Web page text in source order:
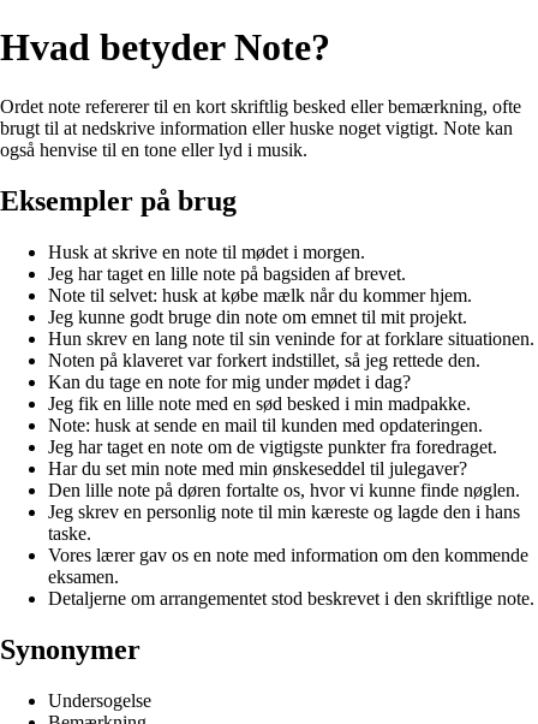
Hvad betyder Note?
Ordet note refererer til en kort skriftlig besked eller bemærkning, ofte
brugt til at nedskrive information eller huske noget vigtigt. Note kan
også henvise til en tone eller lyd i musik.
Eksempler på brug
Husk at skrive en note til mødet i morgen.
Jeg har taget en lille note på bagsiden af brevet.
Note til selvet: husk at købe mælk når du kommer hjem.
Jeg kunne godt bruge din note om emnet til mit projekt.
Hun skrev en lang note til sin veninde for at forklare situationen.
Noten på klaveret var forkert indstillet, så jeg rettede den.
Kan du tage en note for mig under mødet i dag?
Jeg fik en lille note med en sød besked i min madpakke.
Note: husk at sende en mail til kunden med opdateringen.
Jeg har taget en note om de vigtigste punkter fra foredraget.
Har du set min note med min ønskeseddel til julegaver?
Den lille note på døren fortalte os, hvor vi kunne finde nøglen.
Jeg skrev en personlig note til min kæreste og lagde den i hans
taske.
Vores lærer gav os en note med information om den kommende
eksamen.
Detaljerne om arrangementet stod beskrevet i den skriftlige note.
Synonymer
Undersogelse